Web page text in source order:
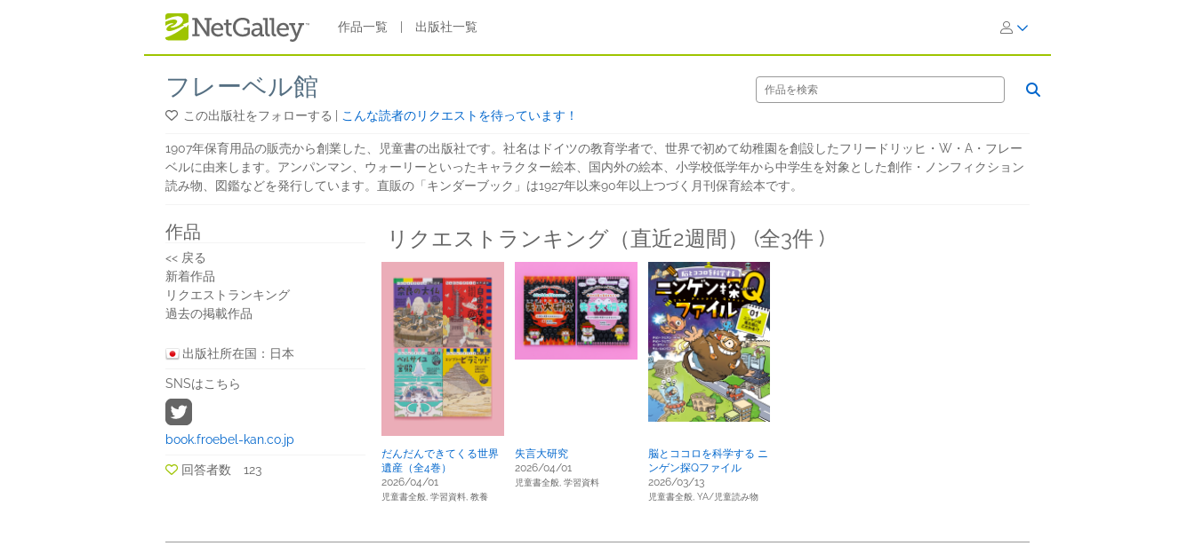
作品一覧 出版社一覧
フレーベル館
この出版社をフォローする こんな読者のリクエストを待っています！
1907年保育用品の販売から創業した、児童書の出版社です。社名はドイツの教育学者で、世界で初めて幼稚園を創設したフリードリッヒ・W・A・フレー
ベルに由来します。アンパンマン、ウォーリーといったキャラクター絵本、国内外の絵本、小学校低学年から中学生を対象とした創作・ノンフィクション
読み物、図鑑などを発行しています。直販の「キンダーブック」は1927年以来90年以上つづく月刊保育絵本です。
作品
<< 戻る
新着作品
リクエストランキング
過去の掲載作品
出版社所在国：日本
SNSはこちら
book.froebel-kan.co.jp
回答者数 123
リクエストランキング（直近2週間） (全3件 )
だんだんできてくる世界
遺産（全4巻）
2026/04/01
児童書全般, 学習資料, 教養
失言大研究
2026/04/01
児童書全般, 学習資料
脳とココロを科学する ニ
ンゲン探Qファイル
2026/03/13
児童書全般, YA/児童読み物